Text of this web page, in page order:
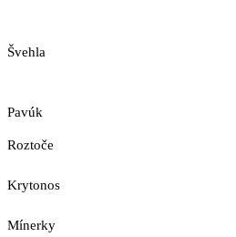
Švehla
Pavúk
Roztoče
Krytonos
Mínerky